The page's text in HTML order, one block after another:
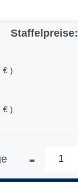
Staffelpreise:
€ )
€ )
-